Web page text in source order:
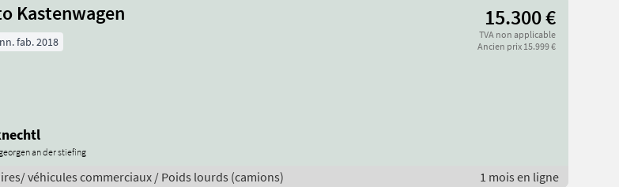
Kastenwagen 15.300 €
TVA non applicable
Ancien prix 15.999 €
fab. 2018
an der stiefing
véhicules commerciaux / Poids lourds (camions) 1 mois en ligne